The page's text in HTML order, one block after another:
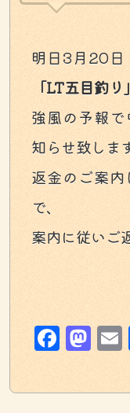
明日3月20日
「LT五目釣り」
強風の予報
知らせ致しま
返金のご案
で、
案内に従いご